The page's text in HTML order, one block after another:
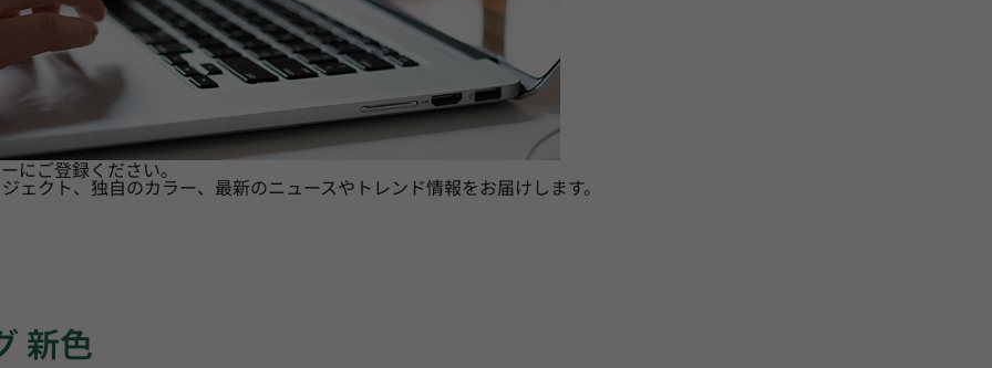
にご登録ください。
ェクト、独自のカラー、最新のニュースやトレンド情報をお届けします。
新色